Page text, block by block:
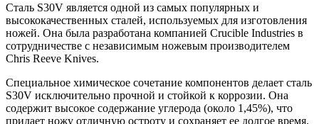
Сталь S30V является одной из самых популярных и
высококачественных сталей, используемых для изготовления
ножей. Она была разработана компанией Crucible Industries в
сотрудничестве с независимым ножевым производителем
Chris Reeve Knives.
Специальное химическое сочетание компонентов делает сталь
S30V исключительно прочной и стойкой к коррозии. Она
содержит высокое содержание углерода (около 1,45%), что
придает ножу отличную остроту и сохраняет ее долгое время.